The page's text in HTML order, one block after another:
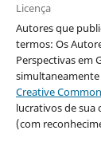
Licença
Autores que
termos: Os
Perspectivas em
Creative
lucrativos de sua
(com